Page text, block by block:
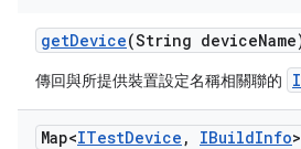
getDevice(String device
傳回與所提供裝置設定名稱相關聯的
Map<ITestDevice , IBuildInfo>